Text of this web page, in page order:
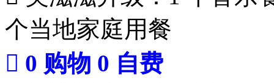
个当地家庭用餐
 0 购物 0 自费